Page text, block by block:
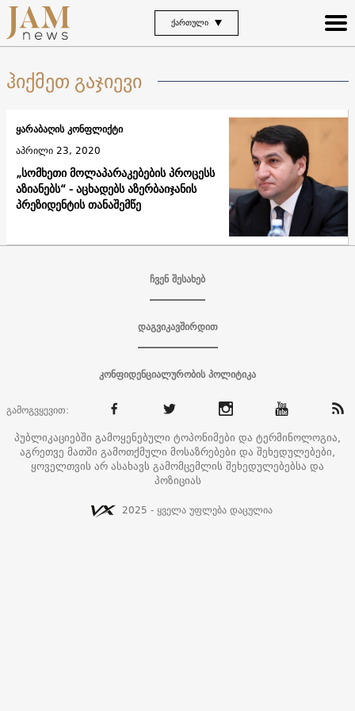
ᲥᲐᲠᲗᲣᲚᲘ
ჰიქმეთ გაჯიევი
„სომხეთი მოლაპარაკებების პროცესს
აზიანებს“ - აცხადებს აზერბაიჯანის
პრეზიდენტის თანაშემწე
ყარაბაღის კონფლიქტი
აპრილი 23, 2020
ჩვენ შესახებ
დაგვიკავშირდით
კონფიდენციალურობის პოლიტიკა
გამოგვყევით:
პუბლიკაციებში გამოყენებული ტოპონიმები და ტერმინოლოგია,
აგრეთვე მათში გამოთქმული მოსაზრებები და შეხედულებები,
ყოველთვის არ ასახავს გამომცემლის შეხედულებებსა და
პოზიციას
2025 - ყველა უფლება დაცულია